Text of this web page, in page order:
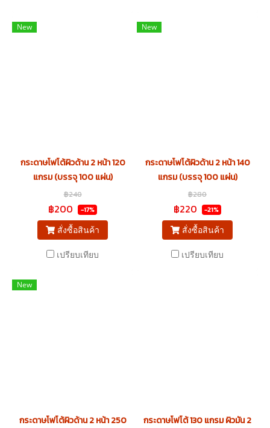
New
กระดาษโฟโต้ผิวด้าน 2 หน้า 120
แกรม (บรรจุ 100 แผ่น)
฿240
฿200 -17%
สั่งซื้อสินค้า
เปรียบเทียบ
New
กระดาษโฟโต้ผิวด้าน 2 หน้า 140
แกรม (บรรจุ 100 แผ่น)
฿280
฿220 -21%
สั่งซื้อสินค้า
เปรียบเทียบ
New
กระดาษโฟโต้ผิวด้าน 2 หน้า 250
กระดาษโฟโต้ 130 แกรม ผิวมัน 2